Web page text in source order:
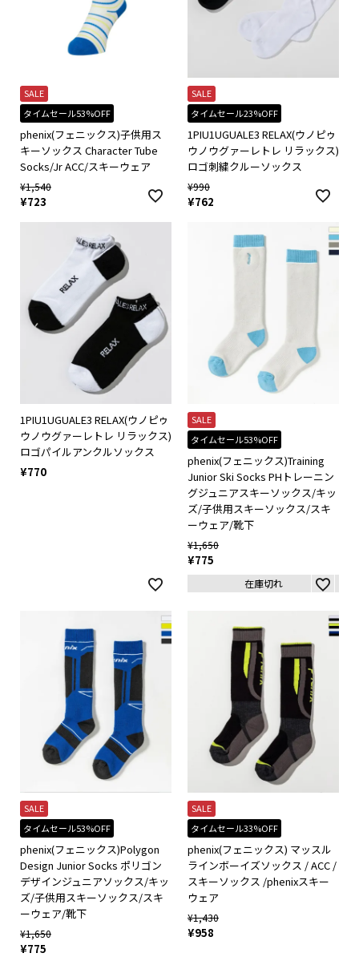
SALE
タイムセール53%OFF
phenix(フェニックス)子供用ス
キーソックス Character Tube
Socks/Jr ACC/スキーウェア
¥1,540
¥723
SALE
タイムセール23%OFF
1PIU1UGUALE3 RELAX(ウノピゥ
ウノウグァーレトレ リラックス)
ロゴ刺繍クルーソックス
¥990
¥762
1PIU1UGUALE3 RELAX(ウノピゥ
ウノウグァーレトレ リラックス)
ロゴパイルアンクルソックス
¥770
SALE
タイムセール53%OFF
phenix(フェニックス)Training
Junior Ski Socks PHトレーニン
グジュニアスキーソックス/キッ
ズ/子供用スキーソックス/スキ
ーウェア/靴下
¥1,650
¥775
在庫切れ
SALE
タイムセール53%OFF
phenix(フェニックス)Polygon
Design Junior Socks ポリゴン
デザインジュニアソックス/キッ
ズ/子供用スキーソックス/スキ
ーウェア/靴下
¥1,650
¥775
SALE
タイムセール33%OFF
phenix(フェニックス) マッスル
ラインボーイズソックス / ACC /
スキーソックス /phenixスキー
ウェア
¥1,430
¥958